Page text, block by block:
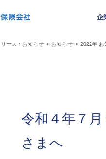
企
トップメ
プ ガバナン
組みトップ お客さま
お知らせトップ ディスク
人事責任
リース・お知らせ お知らせ 2022年 お
令和４年７
さまへ